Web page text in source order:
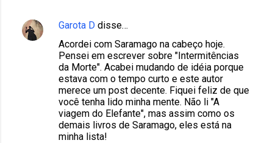
Garota D disse…
Acordei com Saramago na cabeço hoje.
Pensei em escrever sobre "Intermitências
da Morte". Acabei mudando de idéia porque
estava com o tempo curto e este autor
merece um post decente. Fiquei feliz de que
você tenha lido minha mente. Não li "A
viagem do Elefante", mas assim como os
demais livros de Saramago, eles está na
minha lista!